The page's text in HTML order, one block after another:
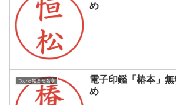
め
つから始まる名字
電子印鑑「椿本」
め